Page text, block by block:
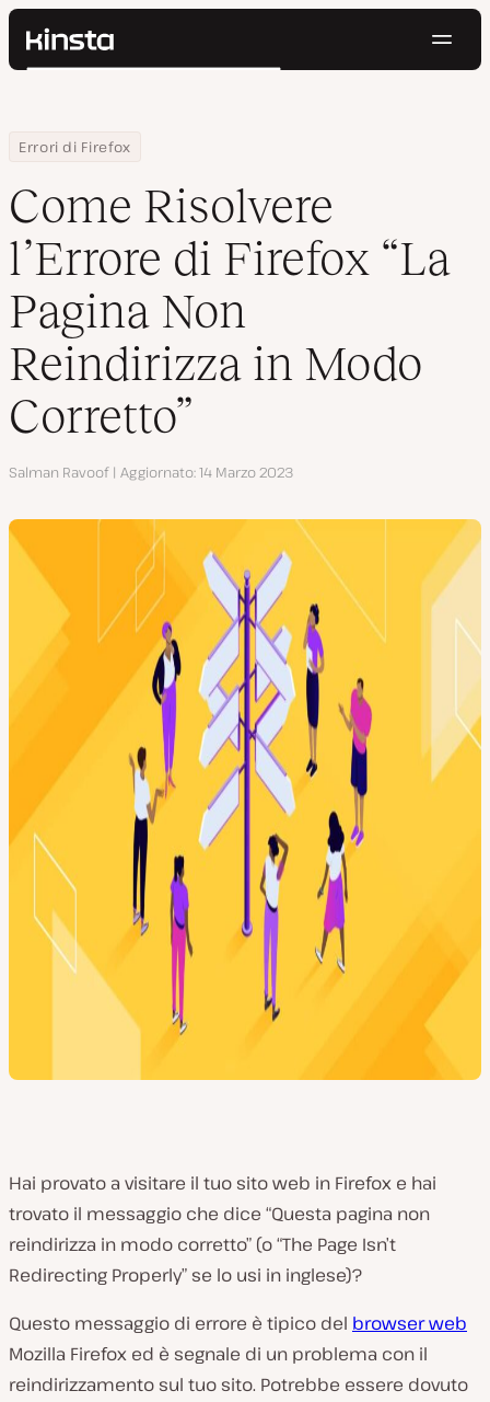
Kinsta®
Prezzi
Contatti
Cerca
Home
Centro Risorse
Blog
Errori di Firefox
Come Risolvere l’Errore di Firefox “La Pagina Non Reindirizza in
Come Risolvere
l’Errore di Firefox “La
Pagina Non
Reindirizza in Modo
Corretto”
Autore
Salman Ravoof Aggiornato 14 Marzo 2023
Hai provato a visitare il tuo sito web in Firefox e hai
trovato il messaggio che dice “Questa pagina non
reindirizza in modo corretto” (o “The Page Isn’t
Redirecting Properly” se lo usi in inglese)?
Questo messaggio di errore è tipico del browser web
Mozilla Firefox ed è segnale di un problema con il
reindirizzamento sul tuo sito. Potrebbe essere dovuto